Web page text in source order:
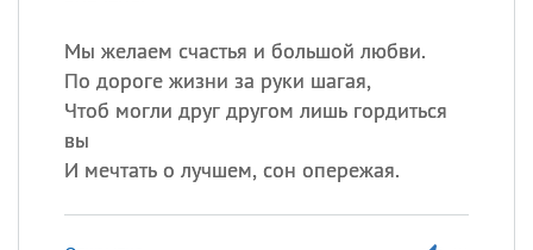
Мы желаем счастья и большой любви.
По дороге жизни за руки шагая,
Чтоб могли друг другом лишь гордиться
вы
И мечтать о лучшем, сон опережая.